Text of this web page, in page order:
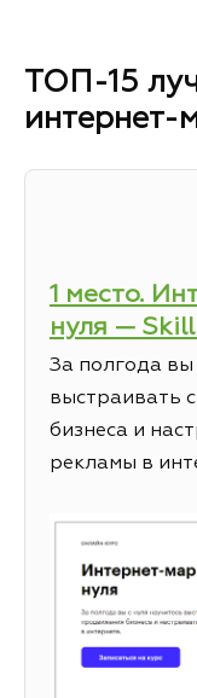
ТОП-15
интернет-
1 место.
нуля —
За полгода вы
выстраивать
бизнеса и
рекламы в